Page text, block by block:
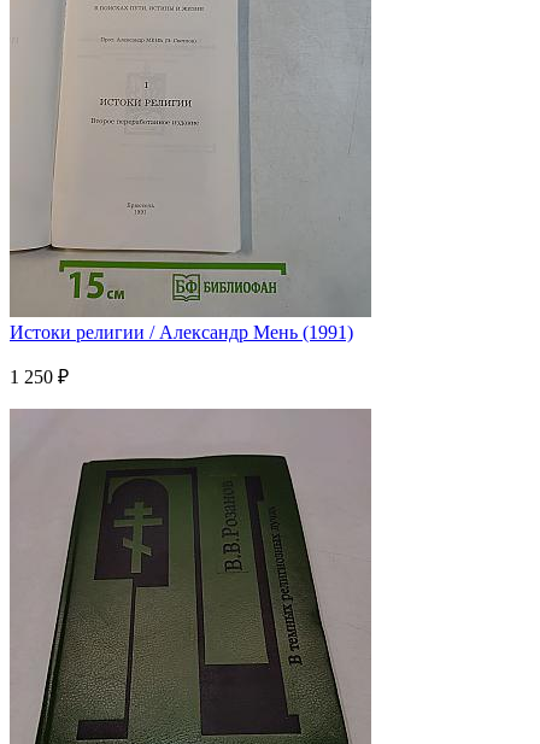
Истоки религии / Александр Мень (1991)
1 250 ₽